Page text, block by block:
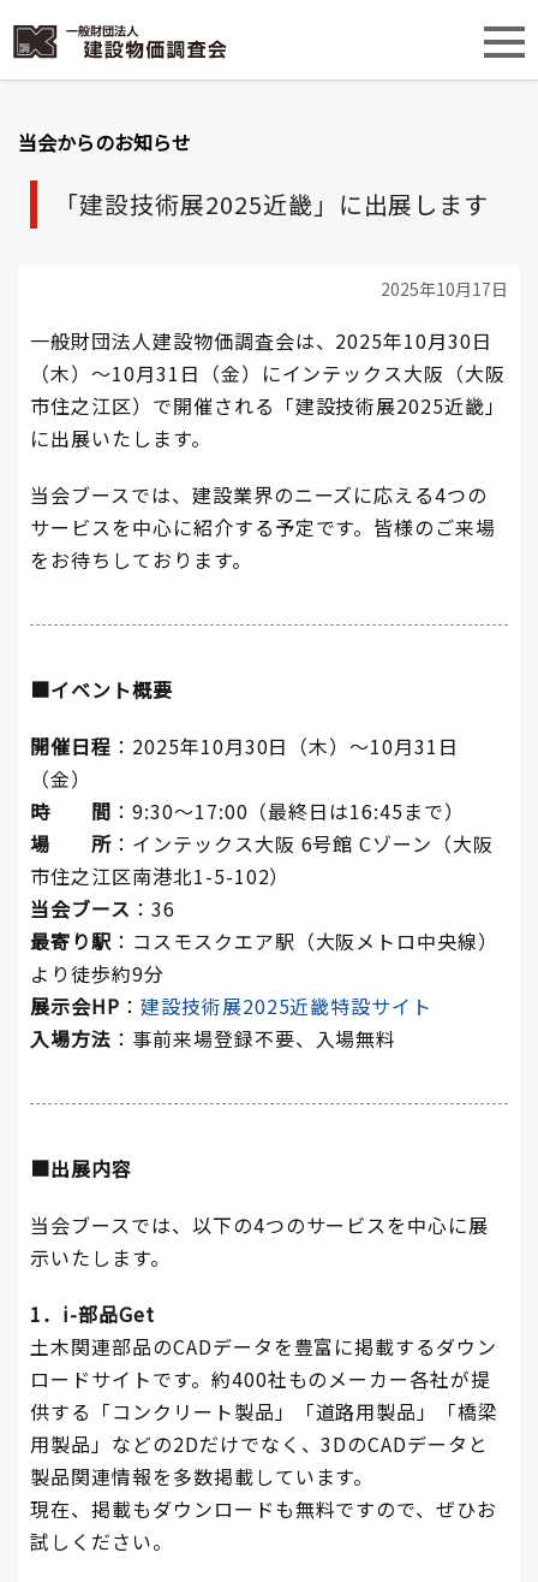
当会からのお知らせ
「建設技術展2025近畿」に出展します
2025年10月17日
一般財団法人建設物価調査会は、2025年10月30日
（木）～10月31日（金）にインテックス大阪（大阪
市住之江区）で開催される「建設技術展2025近畿」
に出展いたします。
当会ブースでは、建設業界のニーズに応える4つの
サービスを中心に紹介する予定です。皆様のご来場
をお待ちしております。
■イベント概要
開催日程 ：2025年10月30日（木）～10月31日
（金）
時 間 ：9:30～17:00（最終日は16:45まで）
場 所 ：インテックス大阪 6号館 Cゾーン（大阪
市住之江区南港北1-5-102）
当会ブース ：36
最寄り駅 ：コスモスクエア駅（大阪メトロ中央線）
より徒歩約9分
展示会HP ：建設技術展2025近畿特設サイト
入場方法 ：事前来場登録不要、入場無料
■出展内容
当会ブースでは、以下の4つのサービスを中心に展
示いたします。
1．i-部品Get
土木関連部品のCADデータを豊富に掲載するダウン
ロードサイトです。約400社ものメーカー各社が提
供する「コンクリート製品」「道路用製品」「橋梁
用製品」などの2Dだけでなく、3DのCADデータと
製品関連情報を多数掲載しています。
現在、掲載もダウンロードも無料ですので、ぜひお
試しください。